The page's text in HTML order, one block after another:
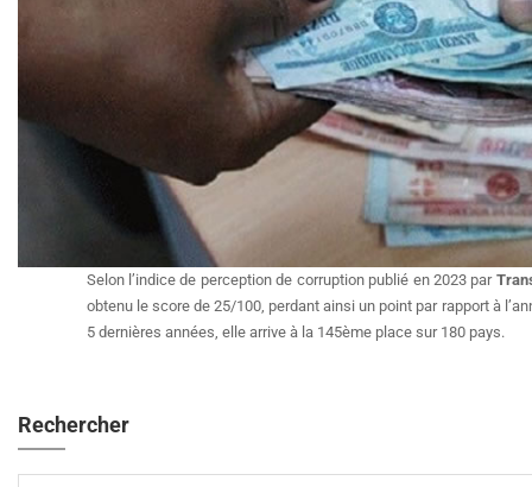
Selon l’indice de perception de corruption publié en 2023 par
obtenu le score de 25/100, perdant ainsi un point par rapport à
5 dernières années, elle arrive à la 145ème place sur 180 pays.
Rechercher